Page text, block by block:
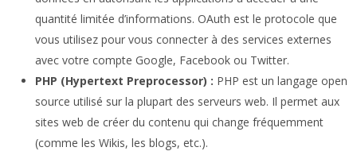
quantité limitée d’informations. OAuth est le protocole que
vous utilisez pour vous connecter à des services externes
avec votre compte Google, Facebook ou Twitter.
PHP (Hypertext Preprocessor) : PHP est un langage open
source utilisé sur la plupart des serveurs web. Il permet aux
sites web de créer du contenu qui change fréquemment
(comme les Wikis, les blogs, etc.).